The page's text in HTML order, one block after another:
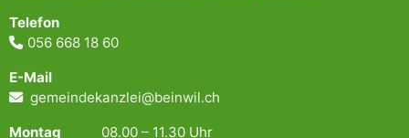
Telefon
056 668 18 60
E-Mail
gemeindekanzlei@beinwil.ch
Montag 08.00 – 11.30 Uhr